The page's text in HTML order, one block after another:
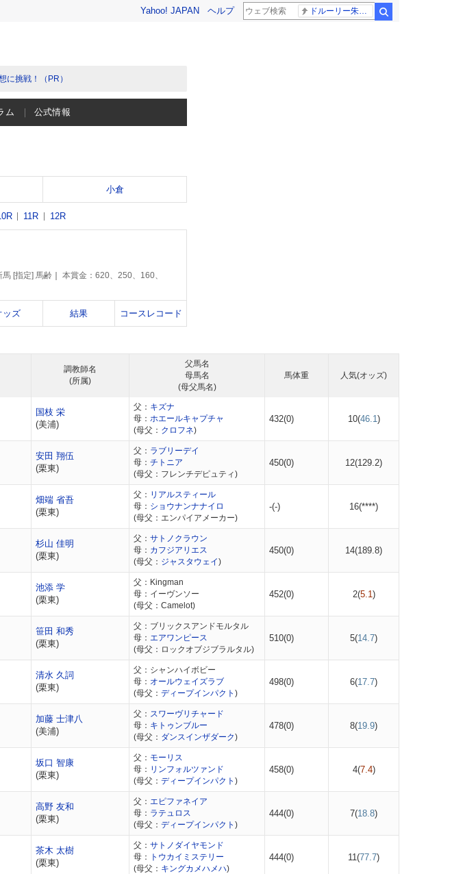
Yahoo! JAPAN ヘルプ
に挑戦！（PR）
ム 公式情報
小倉
11R 12R
馬 [指定] 馬齢
本賞金：620、250、160、
ッズ 結果 コースレコード
調教師名
(所属)
父馬名
母馬名
(母父馬名)
馬体重 人気(オッズ)
国枝 栄
(美浦)
父： キズナ
母： ホエールキャプチャ
(母父： クロフネ)
432(0) 10(46.1)
安田 翔伍
(栗東)
父： ラブリーデイ
母： チトニア
(母父：フレンチデピュティ)
450(0) 12(129.2)
畑端 省吾
(栗東)
父： リアルスティール
母： ショウナンナナイロ
(母父：エンパイアメーカー)
-(-) 16(****)
杉山 佳明
(栗東)
父： サトノクラウン
母： カフジアリエス
(母父： ジャスタウェイ)
450(0) 14(189.8)
池添 学
(栗東)
父：Kingman
母：イーヴンソー
(母父：Camelot)
452(0) 2(5.1)
笹田 和秀
(栗東)
父：ブリックスアンドモルタル
母： エアワンピース
(母父：ロックオブジブラルタル)
510(0) 5(14.7)
清水 久詞
(栗東)
父：シャンハイボビー
母： オールウェイズラブ
(母父： ディープインパクト )
498(0) 6(17.7)
加藤 士津八
(美浦)
父： スワーヴリチャード
母： キトゥンブルー
(母父： ダンスインザダーク)
478(0) 8(19.9)
坂口 智康
(栗東)
父： モーリス
母： リンフォルツァンド
(母父： ディープインパクト )
458(0) 4(7.4)
高野 友和
(栗東)
父： エピファネイア
母： ラテュロス
(母父： ディープインパクト )
444(0) 7(18.8)
茶木 太樹
(栗東)
父： サトノダイヤモンド
母：
トウカイミステリー
(母父： キングカメハメハ)
444(0) 11(77.7)